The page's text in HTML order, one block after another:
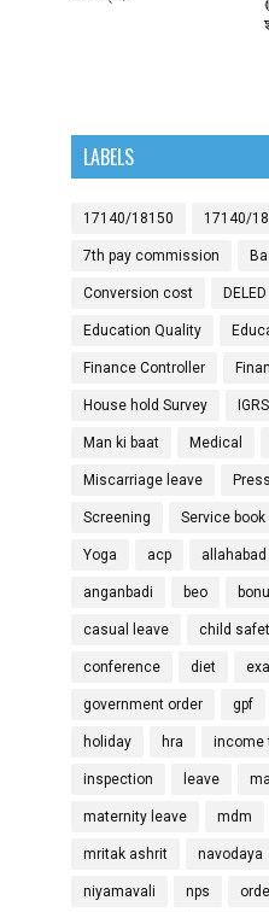
LABELS
17140/18150 17140/
7th pay commission
Conversion cost DELED
Education Quality
Finance Controller
House hold Survey IGRS
Man ki baat Medical
Miscarriage leave
Screening Service book
Yoga acp
anganbadi beo
casual leave child
conference diet
government order gpf
holiday hra income
inspection leave
maternity leave mdm
mritak ashrit navodaya
niyamavali nps